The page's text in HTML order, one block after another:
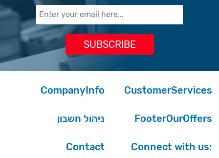
CompanyInfo CustomerServices
ניהול חשבון FooterOurOffers
Contact Connect with us: